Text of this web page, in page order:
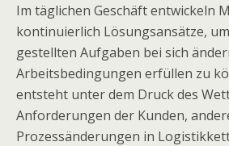
Im täglichen Geschäft entwickeln
kontinuierlich Lösungsansätze,
gestellten Aufgaben bei sich
Arbeitsbedingungen erfüllen zu
entsteht unter dem Druck des
Anforderungen der Kunden,
Prozessänderungen in